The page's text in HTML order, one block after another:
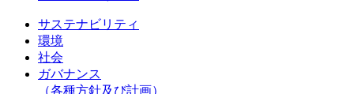
サステナビリティ
環境
社会
ガバナンス
（各種方針及び計画）